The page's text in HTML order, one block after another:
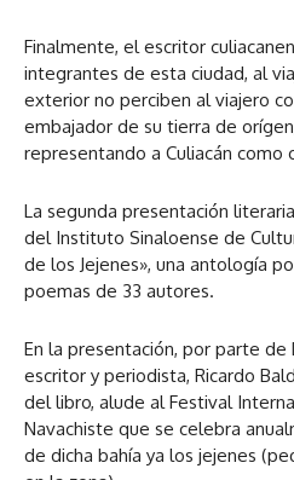
Finalmente, el escritor
integrantes de esta ciudad, al
exterior no perciben al viajero
embajador de su tierra de
representando a Culiacán como
La segunda presentación
del Instituto Sinaloense de
de los Jejenes», una antología
poemas de 33 autores.
En la presentación, por parte de
escritor y periodista, Ricardo
del libro, alude al Festival
Navachiste que se celebra
de dicha bahía ya los jejenes